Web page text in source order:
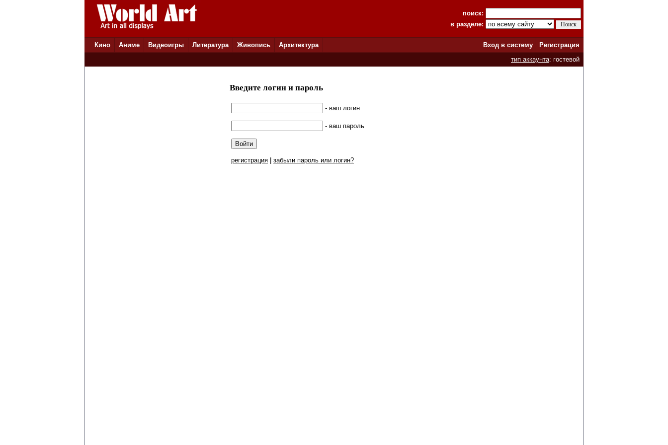
поиск:
в разделе:
Кино Аниме Видеоигры Литература Живопись Архитектура Вход в систему
Регистрация
тип аккаунта: гостевой
Введите логин и пароль
- ваш логин
- ваш пароль
регистрация забыли пароль или логин?